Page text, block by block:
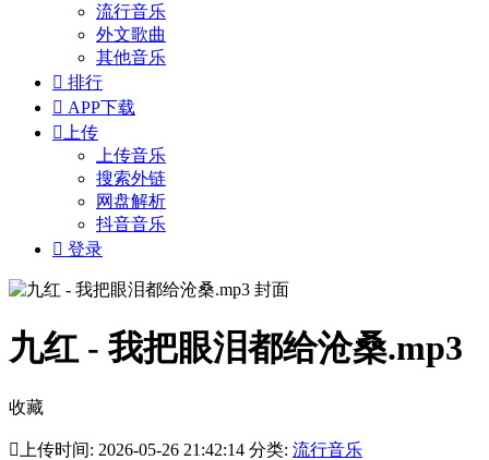
流行音乐
外文歌曲
其他音乐
 排行
 APP下载
 上传
上传音乐
搜索外链
网盘解析
抖音音乐
 登录
九红 - 我把眼泪都给沧桑.mp3
收藏
 上传时间: 2026-05-26 21:42:14 分类: 流行音乐